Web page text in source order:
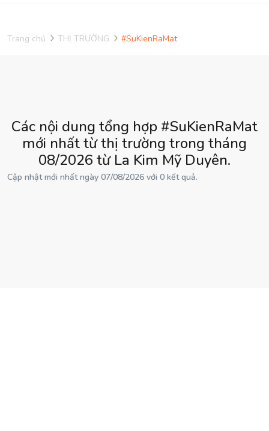
Trang chủ THỊ TRƯỜNG #SuKienRaMat
Các nội dung tổng hợp #SuKienRaMat
mới nhất từ thị trường trong tháng
08/2026 từ La Kim Mỹ Duyên.
Cập nhật mới nhất ngày 07/08/2026 với 0 kết quả.